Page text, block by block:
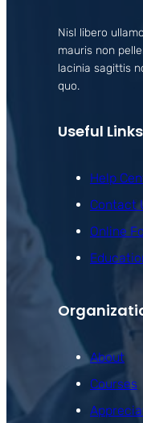
Nisl libero
mauris non
lacinia sagittis
quo.
Useful Links
Help
Contact
Online
About
Courses